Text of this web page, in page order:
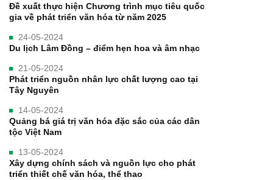
Đề xuất thực hiện Chương trình mục tiêu quốc
gia về phát triển văn hóa từ năm 2025
24-05-2024
Du lịch Lâm Đồng – điểm hẹn hoa và âm nhạc
21-05-2024
Phát triển nguồn nhân lực chất lượng cao tại
Tây Nguyên
14-05-2024
Quảng bá giá trị văn hóa đặc sắc của các dân
tộc Việt Nam
13-05-2024
Xây dựng chính sách và nguồn lực cho phát
triển thiết chế văn hóa, thể thao